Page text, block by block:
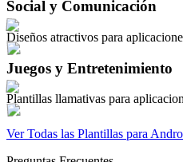
Social y Comunicación
Diseños atractivos para
Juegos y Entretenimiento
Plantillas llamativas para
Ver Todas las Plantillas para